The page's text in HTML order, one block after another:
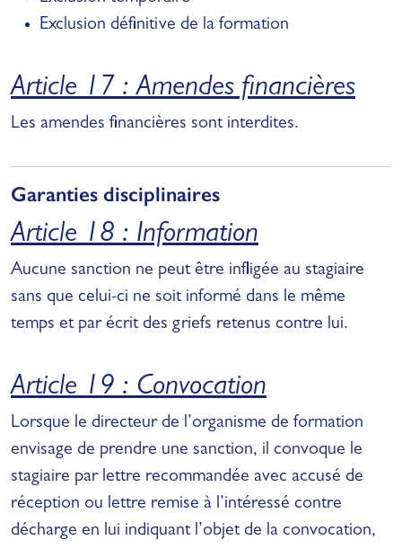
Exclusion définitive de la formation
Article 17 : Amendes financières
Les amendes financières sont interdites.
Garanties disciplinaires
Article 18 : Information
Aucune sanction ne peut être infligée au stagiaire
sans que celui-ci ne soit informé dans le même
temps et par écrit des griefs retenus contre lui.
Article 19 : Convocation
Lorsque le directeur de l’organisme de formation
envisage de prendre une sanction, il convoque le
stagiaire par lettre recommandée avec accusé de
réception ou lettre remise à l’intéressé contre
décharge en lui indiquant l’objet de la convocation,